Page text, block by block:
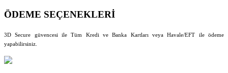
ÖDEME SEÇENEKLERİ
3D Secure güvencesi ile Tüm Kredi ve Banka Kartları veya Havale/EFT ile ödeme
yapabilirsiniz.